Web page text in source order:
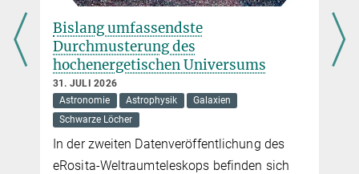
Bislang umfassendste
Durchmusterung des
hochenergetischen Universums
31. JULI 2026
Astronomie
Astrophysik
Galaxien
Schwarze Löcher
In der zweiten Datenveröffentlichung des
eRosita-Weltraumteleskops befinden sich